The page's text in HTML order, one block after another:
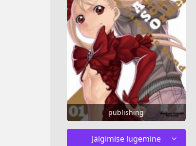
publishing
Jälgimise lugemine